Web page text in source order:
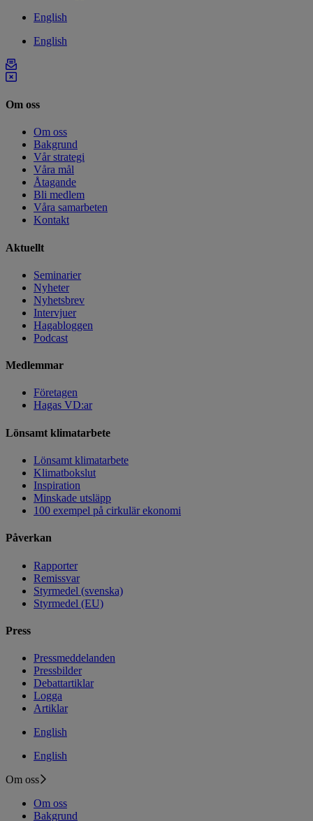
English
English
Om oss
Om oss
Bakgrund
Vår strategi
Våra mål
Åtagande
Bli medlem
Våra samarbeten
Kontakt
Aktuellt
Seminarier
Nyheter
Nyhetsbrev
Intervjuer
Hagabloggen
Podcast
Medlemmar
Företagen
Hagas VD:ar
Lönsamt klimatarbete
Lönsamt klimatarbete
Klimatbokslut
Inspiration
Minskade utsläpp
100 exempel på cirkulär ekonomi
Påverkan
Rapporter
Remissvar
Styrmedel (svenska)
Styrmedel (EU)
Press
Pressmeddelanden
Pressbilder
Debattartiklar
Logga
Artiklar
English
English
Om oss
Om oss
Bakgrund